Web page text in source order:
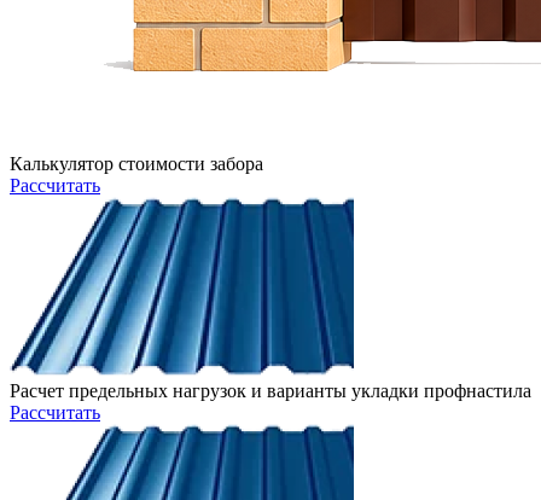
Калькулятор стоимости забора
Рассчитать
Расчет предельных нагрузок и варианты укладки профнастила
Рассчитать